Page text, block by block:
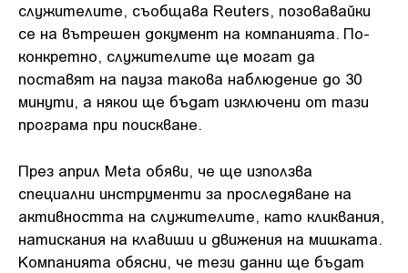
служителите, съобщава Reuters, позовавайки
се на вътрешен документ на компанията. По-
конкретно, служителите ще могат да
поставят на пауза такова наблюдение до 30
минути, а някои ще бъдат изключени от тази
програма при поискване.
През април Meta обяви, че ще използва
специални инструменти за проследяване на
активността на служителите, като кликвания,
натискания на клавиши и движения на мишката.
Компанията обясни, че тези данни ще бъдат